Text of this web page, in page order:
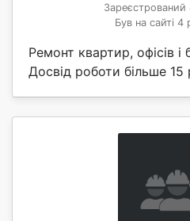
Був на сайті
Ремонт квартир, офісів і
Досвід роботи більше 15